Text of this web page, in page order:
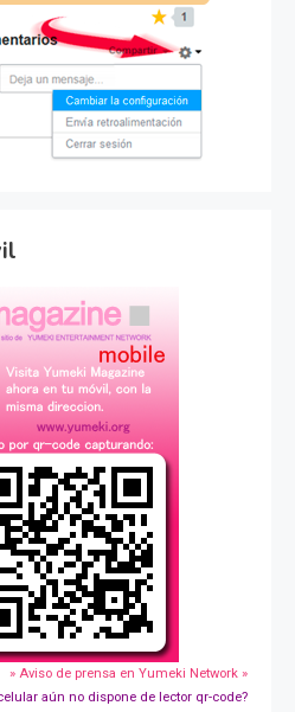
» Aviso de prensa en Yumeki Network »
aún no dispone de lector qr-code?